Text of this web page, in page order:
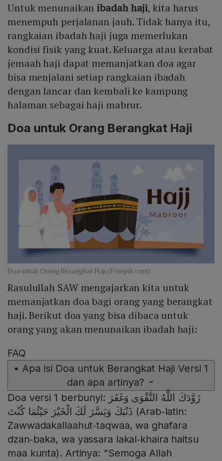
Mute
Untuk menunaikan ibadah haji, kita harus
menempuh perjalanan jauh. Tidak hanya itu,
rangkaian ibadah haji juga memerlukan
kondisi fisik yang kuat. Keluarga atau kerabat
jemaah haji dapat memanjatkan doa agar
bisa menjalani setiap rangkaian ibadah
dengan lancar dan kembali ke kampung
halaman sebagai haji mabrur.
Doa untuk Orang Berangkat Haji
Doa untuk Orang Berangkat Haji (Freepik.com)
Rasulullah SAW mengajarkan kita untuk
memanjatkan doa bagi orang yang berangkat
haji. Berikut doa yang bisa dibaca untuk
orang yang akan menunaikan ibadah haji:
FAQ
• Apa isi Doa untuk Berangkat Haji Versi 1
dan apa artinya?
Doa versi 1 berbunyi: زَوَّدَكَ اللَّهُ التَّقْوَى وَغَفَرَ
ذَنْبَكَ وَيَسَّرَ لَكَ الْخَيْرَ حَيْثُمَا كُنْتَ (Arab‑latin:
Zawwadakallaahut‑taqwaa, wa ghafara
dzan‑baka, wa yassara lakal‑khaira haitsu
maa kunta). Artinya: “Semoga Allah